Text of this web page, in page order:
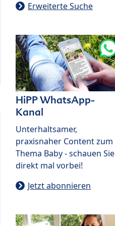
Erweiterte Suche
HiPP WhatsApp-
Kanal
Unterhaltsamer,
praxisnaher Content zum
Thema Baby - schauen Sie
direkt mal vorbei!
Jetzt abonnieren